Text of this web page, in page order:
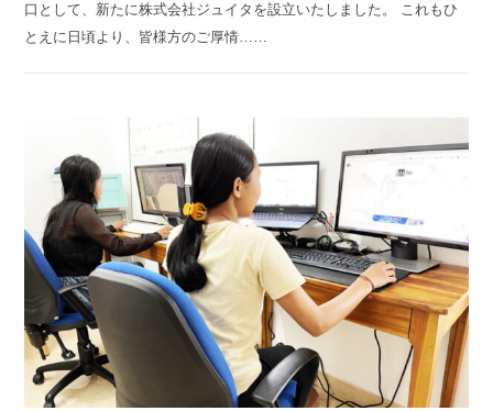
口として、新たに株式会社ジュイタを設立いたしました。 これもひ
とえに日頃より、皆様方のご厚情……